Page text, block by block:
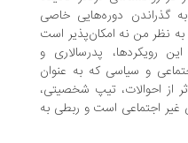
دوره‌هایی خاصی
من نه امکان‌پذیر است
پدرسالاری و
و سیاسی که به عنوان
تیپ شخصیتی،
است و ربطی به